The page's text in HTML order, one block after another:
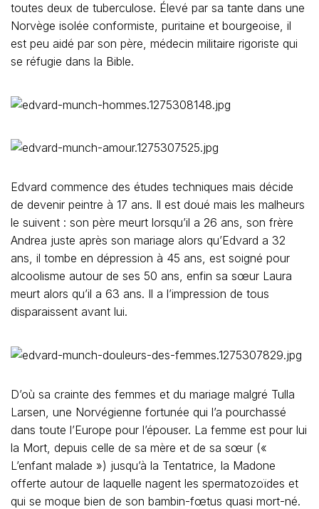
toutes deux de tuberculose. Élevé par sa tante dans une
Norvège isolée conformiste, puritaine et bourgeoise, il
est peu aidé par son père, médecin militaire rigoriste qui
se réfugie dans la Bible.
Edvard commence des études techniques mais décide
de devenir peintre à 17 ans. Il est doué mais les malheurs
le suivent : son père meurt lorsqu’il a 26 ans, son frère
Andrea juste après son mariage alors qu’Edvard a 32
ans, il tombe en dépression à 45 ans, est soigné pour
alcoolisme autour de ses 50 ans, enfin sa sœur Laura
meurt alors qu’il a 63 ans. Il a l’impression de tous
disparaissent avant lui.
D’où sa crainte des femmes et du mariage malgré Tulla
Larsen, une Norvégienne fortunée qui l’a pourchassé
dans toute l’Europe pour l’épouser. La femme est pour lui
la Mort, depuis celle de sa mère et de sa sœur («
L’enfant malade ») jusqu’à la Tentatrice, la Madone
offerte autour de laquelle nagent les spermatozoïdes et
qui se moque bien de son bambin-fœtus quasi mort-né.